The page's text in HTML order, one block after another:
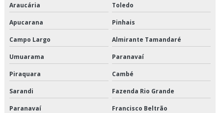
Transporte dedicado de alimentos preço
Transporte dedicado de alimentos são paulo
Transporte dedicado e fracionado
Transporte dedicado empresa
Transporte e distribuição logística
Araucária Toledo
Apucarana Pinhais
Campo Largo Almirante Tamandaré
Umuarama Paranavaí
Piraquara Cambé
Sarandi Fazenda Rio Grande
Paranavaí Francisco Beltrão